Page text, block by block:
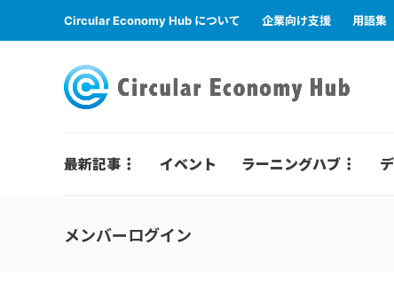
Circular Economy Hub について 企業向け支援 用語集
最新記事 イベント ラーニングハブ
メンバーログイン